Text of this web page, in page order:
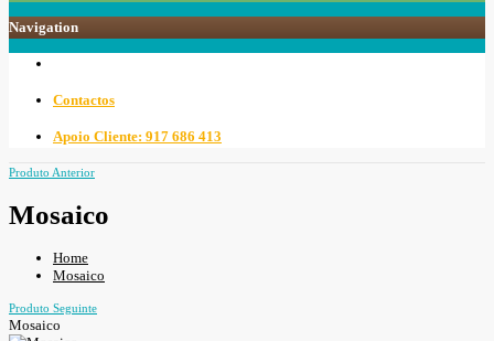
Navigation
Contactos
Apoio Cliente: 917 686 413
Produto Anterior
Mosaico
Home
Mosaico
Produto Seguinte
Mosaico